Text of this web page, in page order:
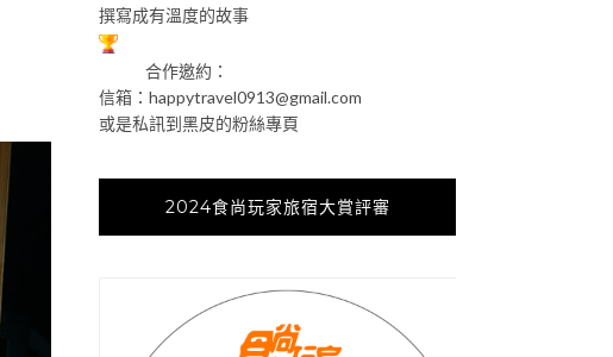
撰寫成有溫度的故事
合作邀約：
信箱： happytravel0913@gmail.com
或是私訊到黑皮的粉絲專頁
2024食尚玩家旅宿大賞評審